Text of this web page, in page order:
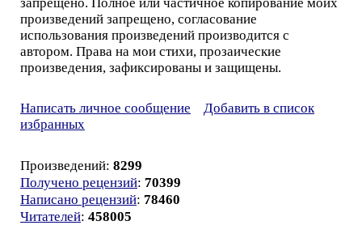
произведений запрещено, согласование
использования произведений производится с
автором. Права на мои стихи, прозаические
произведения, зафиксированы и защищены.
Написать личное сообщение
Добавить в список
избранных
Произведений: 8299
Получено рецензий: 70399
Написано рецензий: 78460
Читателей: 458005